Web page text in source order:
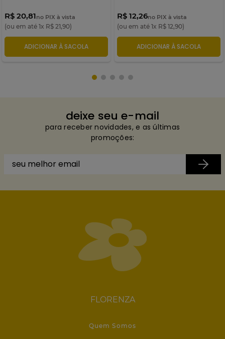
R$ 20,81no PIX à vista
(ou em até 1x R$ 21,90)
ADICIONAR À SACOLA
R$ 12,26no PIX à vista
(ou em até 1x R$ 12,90)
ADICIONAR À SACOLA
deixe seu e-mail
para receber novidades, e as últimas
promoções:
FLORENZA
Quem Somos